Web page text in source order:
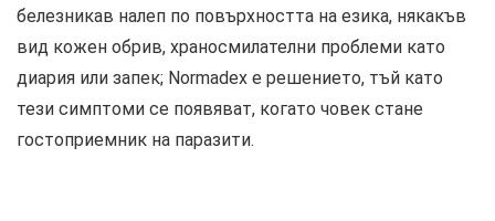
белезникав налеп по повърхността на езика, някакъв
вид кожен обрив, храносмилателни проблеми като
диария или запек; Normadex е решението, тъй като
тези симптоми се появяват, когато човек стане
гостоприемник на паразити.